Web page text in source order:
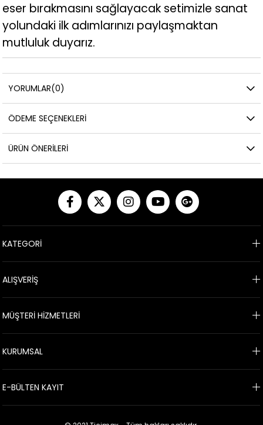
eser bırakmasını sağlayacak setimizle sanat
yolundaki ilk adımlarınızı paylaşmaktan
mutluluk duyarız.
YORUMLAR(0)
ÖDEME SEÇENEKLERI
ÜRÜN ÖNERILERI
KATEGORİ
ALIŞVERİŞ
MÜŞTERİ HİZMETLERİ
KURUMSAL
E-BÜLTEN KAYIT